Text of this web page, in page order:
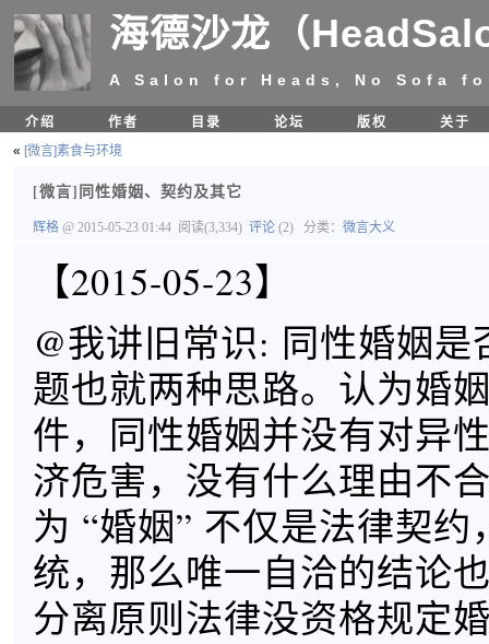
海德沙龙（
A Salon for Heads, No Sofa
介绍 作者 目录 论坛 版权
关于
« [微言]素食与环境
[微言]同性婚姻、契约及其它
辉格 @ 2015-05-23 01:44 阅读(3,334) 评论 (2) 分类： 微言大义
【2015-05-23】
@我讲旧常识: 同性婚姻是
题也就两种思路。认为婚
件，同性婚姻并没有对异
济危害，没有什么理由不
为 “婚姻” 不仅是法律契
统，那么唯一自洽的结论
分离原则法律没资格规定